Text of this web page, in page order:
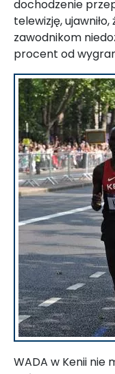
dochodzenie
telewizję,
zawodnikom
procent od
WADA w Kenii nie